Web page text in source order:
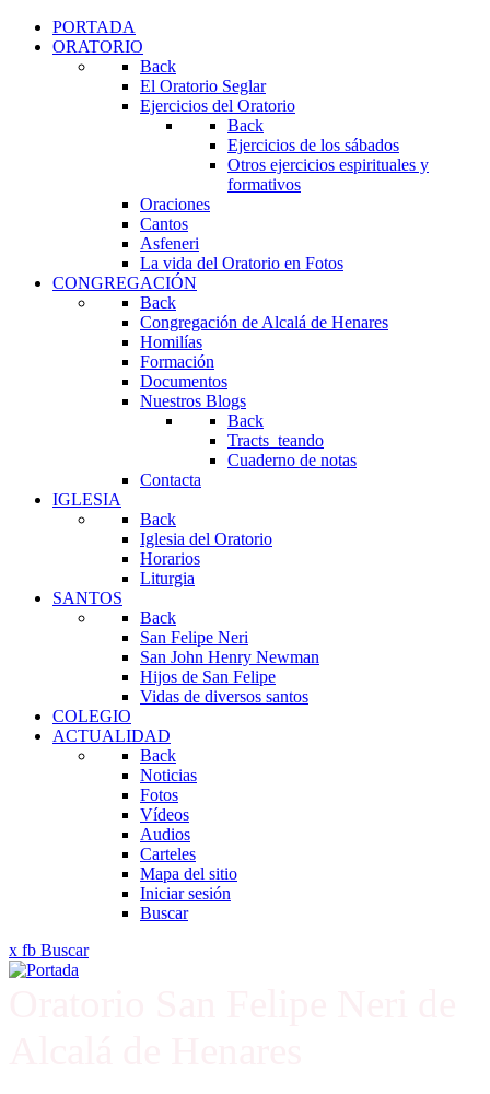
PORTADA
ORATORIO
Back
El Oratorio Seglar
Ejercicios del Oratorio
Back
Ejercicios de los sábados
Otros ejercicios espirituales y
formativos
Oraciones
Cantos
Asfeneri
La vida del Oratorio en Fotos
CONGREGACIÓN
Back
Congregación de Alcalá de Henares
Homilías
Formación
Documentos
Nuestros Blogs
Back
Tracts_teando
Cuaderno de notas
Contacta
IGLESIA
Back
Iglesia del Oratorio
Horarios
Liturgia
SANTOS
Back
San Felipe Neri
San John Henry Newman
Hijos de San Felipe
Vidas de diversos santos
COLEGIO
ACTUALIDAD
Back
Noticias
Fotos
Vídeos
Audios
Carteles
Mapa del sitio
Iniciar sesión
Buscar
x fb Buscar